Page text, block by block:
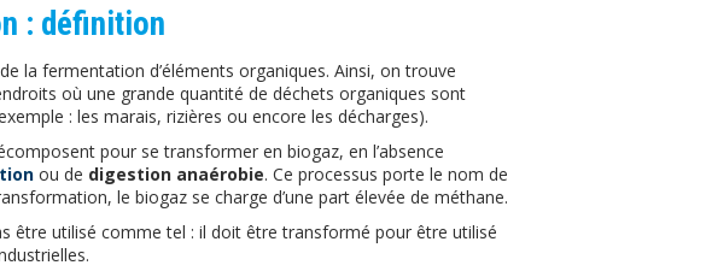
: définition
la fermentation d’éléments organiques. Ainsi, on trouve
où une grande quantité de déchets organiques sont
: les marais, rizières ou encore les décharges).
pour se transformer en biogaz, en l’absence
ou de digestion anaérobie. Ce processus porte le nom de
le biogaz se charge d’une part élevée de méthane.
être utilisé comme tel : il doit être transformé pour être utilisé